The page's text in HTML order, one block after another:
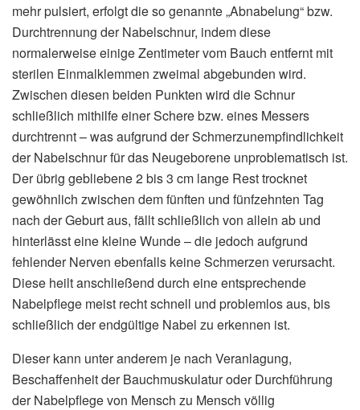
mehr pulsiert, erfolgt die so genannte „Abnabelung“ bzw.
Durchtrennung der Nabelschnur, indem diese
normalerweise einige Zentimeter vom Bauch entfernt mit
sterilen Einmalklemmen zweimal abgebunden wird.
Zwischen diesen beiden Punkten wird die Schnur
schließlich mithilfe einer Schere bzw. eines Messers
durchtrennt – was aufgrund der Schmerzunempfindlichkeit
der Nabelschnur für das Neugeborene unproblematisch ist.
Der übrig gebliebene 2 bis 3 cm lange Rest trocknet
gewöhnlich zwischen dem fünften und fünfzehnten Tag
nach der Geburt aus, fällt schließlich von allein ab und
hinterlässt eine kleine Wunde – die jedoch aufgrund
fehlender Nerven ebenfalls keine Schmerzen verursacht.
Diese heilt anschließend durch eine entsprechende
Nabelpflege meist recht schnell und problemlos aus, bis
schließlich der endgültige Nabel zu erkennen ist.
Dieser kann unter anderem je nach Veranlagung,
Beschaffenheit der Bauchmuskulatur oder Durchführung
der Nabelpflege von Mensch zu Mensch völlig